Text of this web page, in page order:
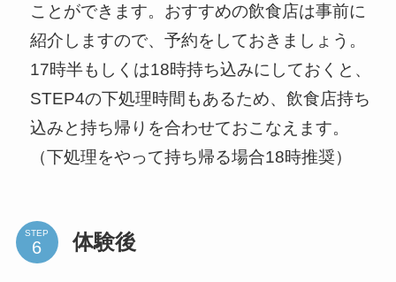
ことができます。おすすめの飲食店は事前に
紹介しますので、予約をしておきましょう。
17時半もしくは18時持ち込みにしておくと、
STEP4の下処理時間もあるため、飲食店持ち
込みと持ち帰りを合わせておこなえます。
（下処理をやって持ち帰る場合18時推奨）
STEP 体験後